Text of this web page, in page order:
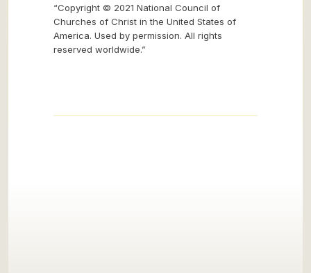
“Copyright © 2021 National Council of
Churches of Christ in the United States of
America. Used by permission. All rights
reserved worldwide.”